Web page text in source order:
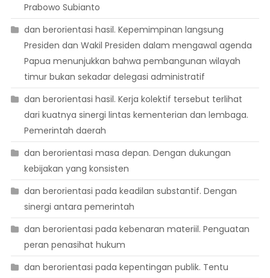
Prabowo Subianto
dan berorientasi hasil. Kepemimpinan langsung
Presiden dan Wakil Presiden dalam mengawal agenda
Papua menunjukkan bahwa pembangunan wilayah
timur bukan sekadar delegasi administratif
dan berorientasi hasil. Kerja kolektif tersebut terlihat
dari kuatnya sinergi lintas kementerian dan lembaga.
Pemerintah daerah
dan berorientasi masa depan. Dengan dukungan
kebijakan yang konsisten
dan berorientasi pada keadilan substantif. Dengan
sinergi antara pemerintah
dan berorientasi pada kebenaran materiil. Penguatan
peran penasihat hukum
dan berorientasi pada kepentingan publik. Tentu